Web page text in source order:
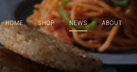
HOME SHOP NEWS ABOUT